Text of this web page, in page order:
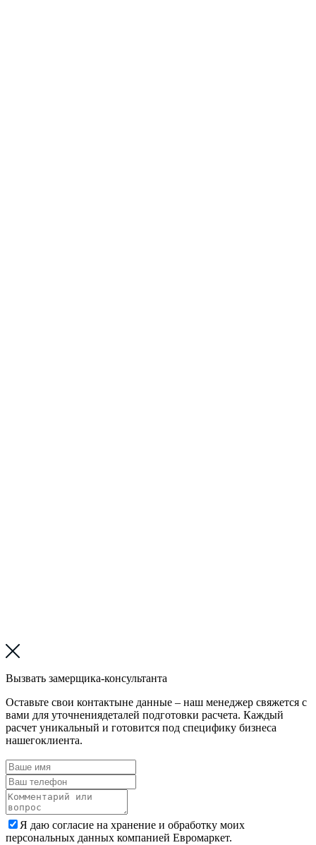
Вызвать замерщика-консультанта
Оставьте свои контактыне данные – наш менеджер свяжется с
вами для уточнениядеталей подготовки расчета. Каждый
расчет уникальный и готовится под специфику бизнеса
нашегоклиента.
Я даю согласие на хранение и обработку моих
персональных данных компанией Евромаркет.